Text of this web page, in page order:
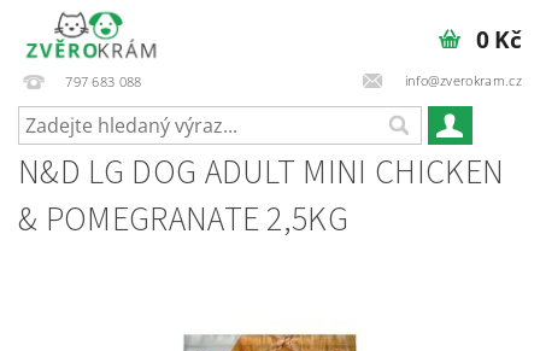
797 683 088 info@zverokram.cz
0 Kč
N&D LG DOG ADULT MINI CHICKEN
& POMEGRANATE 2,5KG